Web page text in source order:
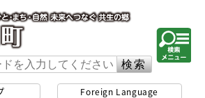
Foreign Language